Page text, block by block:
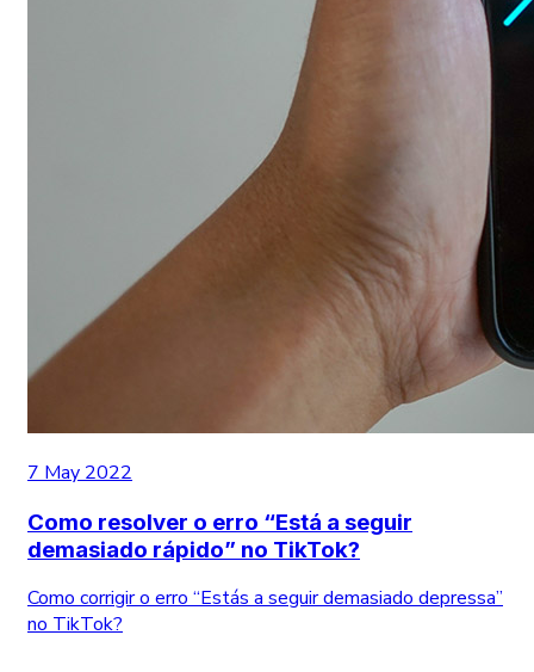
7 May 2022
Como resolver o erro “Está a seguir
demasiado rápido” no TikTok?
Como corrigir o erro “Estás a seguir demasiado depressa”
no TikTok?